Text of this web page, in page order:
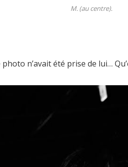
M. (au centre).
n’avait été prise de lui…